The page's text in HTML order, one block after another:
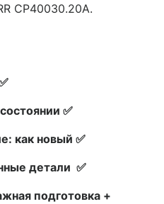
CP40030.20A.
✅
как новый ✅
детали ✅
подготовка +